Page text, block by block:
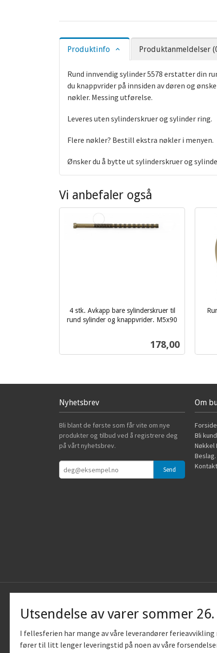
Produktinfo Produktanmeldelser
Rund innvendig sylinder 5578 erstatter din
du knappvrider på innsiden av døren og
nøkler. Messing utførelse.
Leveres uten sylinderskruer og sylinder ring.
Flere nøkler? Bestill ekstra nøkler i menyen.
Ønsker du å bytte ut sylinderskruer og
Vi anbefaler også
4 stk. Avkapp bare sylinderskruer til
rund sylinder og knappvrider. M5x90
Pris
178,00
Nyhetsbrev
Bli blant de første som får vite om nye
produkter og tilbud ved å registrere deg
på vårt nyhetsbrev.
Om
Forside
Bli
Nøkkel
Beslag.
Utsendelse av varer sommer
I fellesferien har mange av våre leverandører ferieavvikling
fører til litt lenger leveringstid på noen av våre